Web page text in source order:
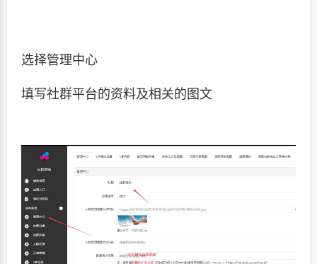
选择管理中心
填写社群平台的资料及相关的图文